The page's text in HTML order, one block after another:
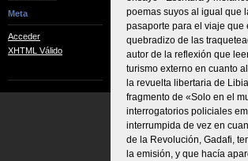
Meta
Acceder
XHTML Válido
poemas suyos al igual que
pasaporte para el viaje que
quebradizo de las
autor de la reflexión que
turismo externo en cuanto
la revuelta libertaria de
fragmento de «Solo en el
interrogatorios policiales
interrumpida de vez en
de la Revolución, Gadafi,
la emisión, y que hacía